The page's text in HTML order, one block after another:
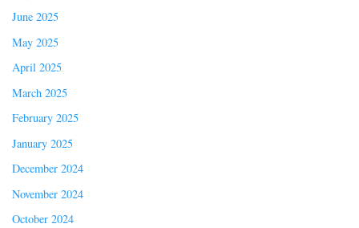
June 2025
May 2025
April 2025
March 2025
February 2025
January 2025
December 2024
November 2024
October 2024